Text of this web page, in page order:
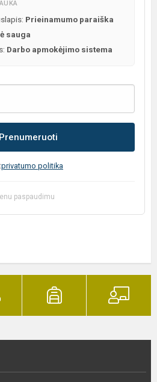
Prieinamumo paraiška
sauga
Darbo apmokėjimo sistema
privatumo politika
paspaudimu